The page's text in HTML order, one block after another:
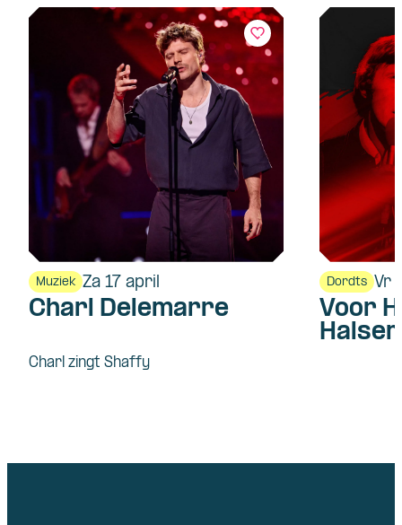
Muziek Za 17 april
Charl Delemarre
Charl zingt Shaffy
Dordts Vr
Voor